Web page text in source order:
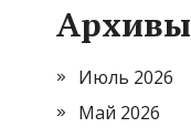
Архивы
Июль 2026
Май 2026